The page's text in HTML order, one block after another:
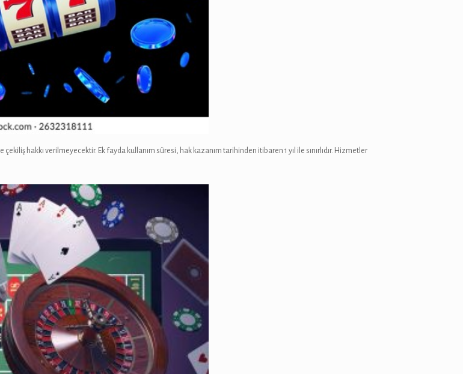
hakkı verilmeyecektir. Ek fayda kullanım süresi, hak kazanım tarihinden itibaren 1 yıl ile sınırlıdır. Hizmetler